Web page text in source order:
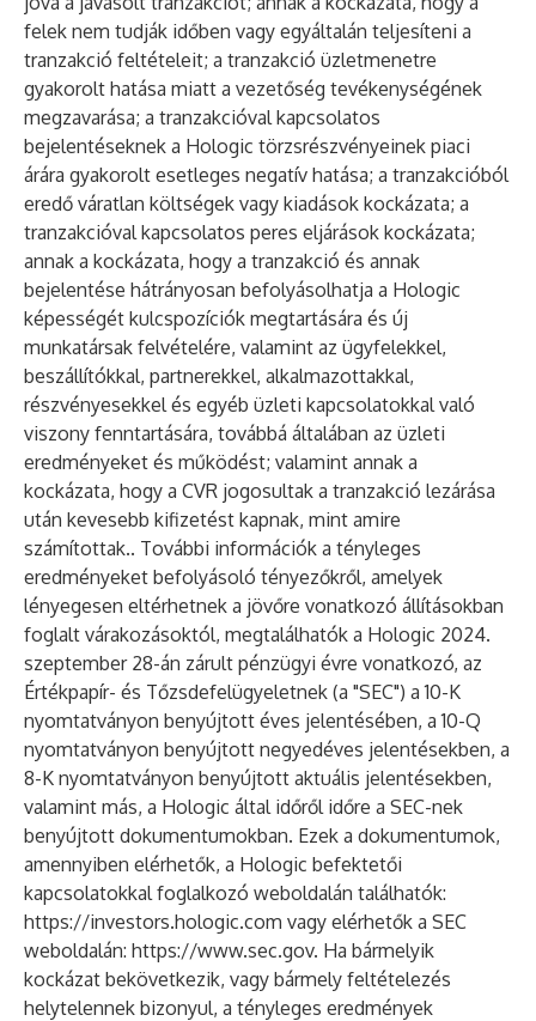
felek nem tudják időben vagy egyáltalán teljesíteni a
tranzakció feltételeit; a tranzakció üzletmenetre
gyakorolt hatása miatt a vezetőség tevékenységének
megzavarása; a tranzakcióval kapcsolatos
bejelentéseknek a Hologic törzsrészvényeinek piaci
árára gyakorolt esetleges negatív hatása; a tranzakcióból
eredő váratlan költségek vagy kiadások kockázata; a
tranzakcióval kapcsolatos peres eljárások kockázata;
annak a kockázata, hogy a tranzakció és annak
bejelentése hátrányosan befolyásolhatja a Hologic
képességét kulcspozíciók megtartására és új
munkatársak felvételére, valamint az ügyfelekkel,
beszállítókkal, partnerekkel, alkalmazottakkal,
részvényesekkel és egyéb üzleti kapcsolatokkal való
viszony fenntartására, továbbá általában az üzleti
eredményeket és működést; valamint annak a
kockázata, hogy a CVR jogosultak a tranzakció lezárása
után kevesebb kifizetést kapnak, mint amire
számítottak.. További információk a tényleges
eredményeket befolyásoló tényezőkről, amelyek
lényegesen eltérhetnek a jövőre vonatkozó állításokban
foglalt várakozásoktól, megtalálhatók a Hologic 2024.
szeptember 28-án zárult pénzügyi évre vonatkozó, az
Értékpapír- és Tőzsdefelügyeletnek (a "SEC") a 10-K
nyomtatványon benyújtott éves jelentésében, a 10-Q
nyomtatványon benyújtott negyedéves jelentésekben, a
8-K nyomtatványon benyújtott aktuális jelentésekben,
valamint más, a Hologic által időről időre a SEC-nek
benyújtott dokumentumokban. Ezek a dokumentumok,
amennyiben elérhetők, a Hologic befektetői
kapcsolatokkal foglalkozó weboldalán találhatók:
https://investors.hologic.com vagy elérhetők a SEC
weboldalán: https://www.sec.gov. Ha bármelyik
kockázat bekövetkezik, vagy bármely feltételezés
helytelennek bizonyul, a tényleges eredmények